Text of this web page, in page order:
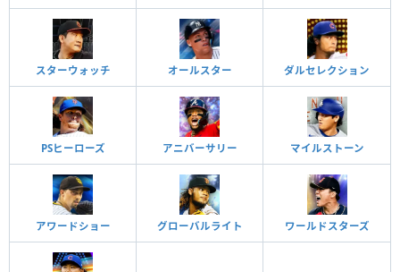
スターウォッチ オールスター ダルセレクション
PSヒーローズ アニバーサリー マイルストーン
アワードショー グローバルライト ワールドスターズ